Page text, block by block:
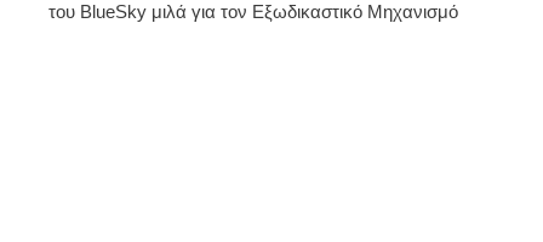
του BlueSky μιλά για τον Εξωδικαστικό Μηχανισμό